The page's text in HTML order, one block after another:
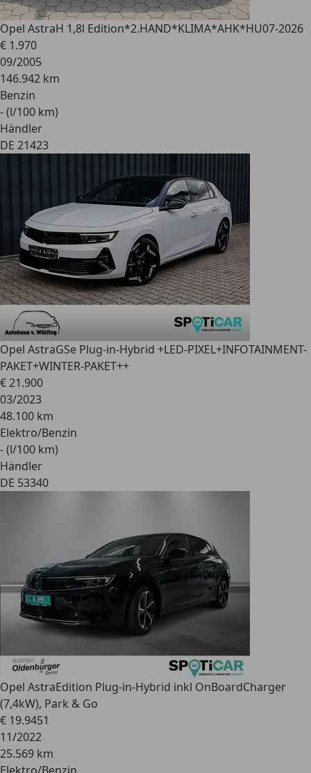
Opel AstraH 1,8l Edition*2.HAND*KLIMA*AHK*HU07-2026
€ 1.970
09/2005
146.942 km
Benzin
- (l/100 km)
Händler
DE 21423
Opel AstraGSe Plug-in-Hybrid +LED-PIXEL+INFOTAINMENT-
PAKET+WINTER-PAKET++
€ 21.900
03/2023
48.100 km
Elektro/Benzin
- (l/100 km)
Händler
DE 53340
Opel AstraEdition Plug-in-Hybrid inkl OnBoardCharger
(7,4kW), Park & Go
€ 19.9451
11/2022
25.569 km